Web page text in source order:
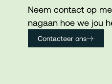
Neem contact op
nagaan hoe we jou
Contacteer ons